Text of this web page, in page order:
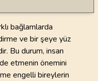
bağlamlarda
Bu durum, insan
etmenin önemini